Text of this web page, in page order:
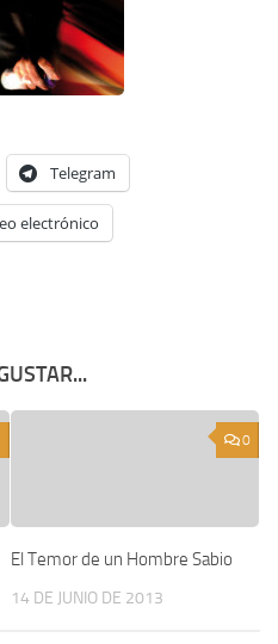
Telegram
electrónico
0
El Temor de un Hombre Sabio
14 DE JUNIO DE 2013